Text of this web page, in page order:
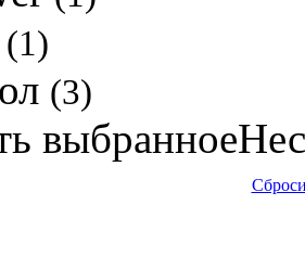
(1)
(3)
выбранное